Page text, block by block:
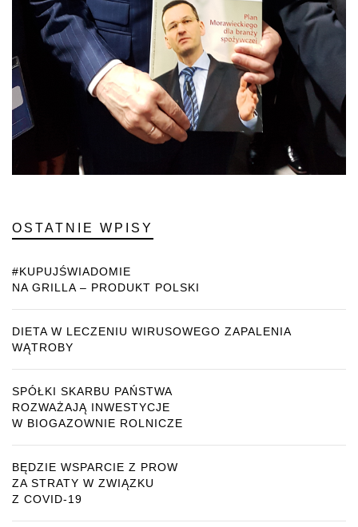
OSTATNIE WPISY
#KUPUJŚWIADOMIE
NA GRILLA – PRODUKT POLSKI
DIETA W LECZENIU WIRUSOWEGO ZAPALENIA
WĄTROBY
SPÓŁKI SKARBU PAŃSTWA
ROZWAŻAJĄ INWESTYCJE
W BIOGAZOWNIE ROLNICZE
BĘDZIE WSPARCIE Z PROW
ZA STRATY W ZWIĄZKU
Z COVID-19